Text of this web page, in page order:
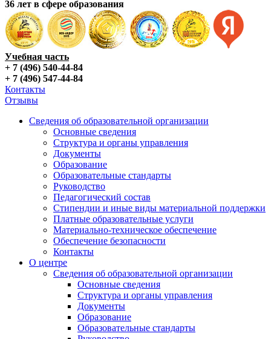
36 лет в сфере образования
Учебная часть
+ 7 (496) 540-44-84
+ 7 (496) 547-44-84
Контакты
Отзывы
Сведения об образовательной организации
Основные сведения
Структура и органы управления
Документы
Образование
Образовательные стандарты
Руководство
Педагогический состав
Стипендии и иные виды материальной поддержки
Платные образовательные услуги
Материально-техническое обеспечение
Обеспечение безопасности
Контакты
О центре
Сведения об образовательной организации
Основные сведения
Структура и органы управления
Документы
Образование
Образовательные стандарты